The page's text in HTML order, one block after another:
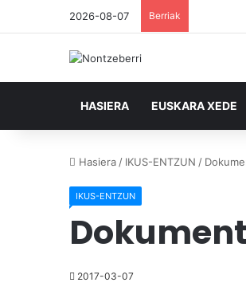
2026-08-07 Berriak
HASIERA EUSKARA XEDE
Hasiera / IKUS-ENTZUN /
IKUS-ENTZUN
2017-03-07